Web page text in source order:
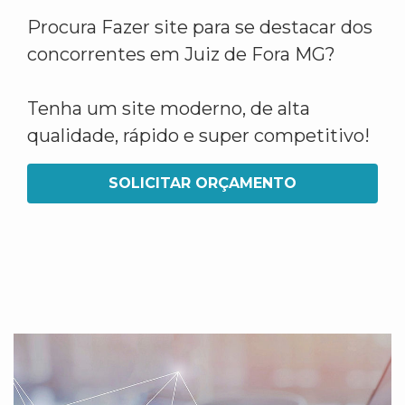
Procura Fazer site para se destacar dos
concorrentes em Juiz de Fora MG?
Tenha um site moderno, de alta
qualidade, rápido e super competitivo!
SOLICITAR ORÇAMENTO